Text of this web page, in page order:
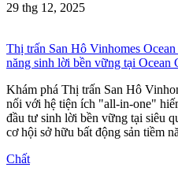
29 thg 12, 2025
Thị trấn San Hô Vinhomes
năng sinh lời bền vững tại Ocean
Khám phá Thị trấn San Hô
nối với hệ tiện ích "all-in-one"
đầu tư sinh lời bền vững tại siêu
cơ hội sở hữu bất động sản tiềm
Chất